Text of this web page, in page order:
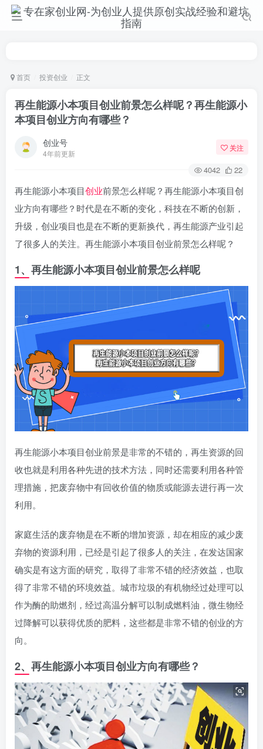
首页 投资创业 正文
再生能源小本项目创业前景怎么样呢？再生能源小
本项目创业方向有哪些？
创业号
4年前更新
关注
4042 22
再生能源小本项目创业前景怎么样呢？再生能源小本项目创
业方向有哪些？时代是在不断的变化，科技在不断的创新，
升级，创业项目也是在不断的更新换代，再生能源产业引起
了很多人的关注。再生能源小本项目创业前景怎么样呢？
1、再生能源小本项目创业前景怎么样呢
再生能源小本项目创业前景是非常的不错的，再生资源的回
收也就是利用各种先进的技术方法，同时还需要利用各种管
理措施，把废弃物中有回收价值的物质或能源去进行再一次
利用。
家庭生活的废弃物是在不断的增加资源，却在相应的减少废
弃物的资源利用，已经是引起了很多人的关注，在发达国家
确实是有这方面的研究，取得了非常不错的经济效益，也取
得了非常不错的环境效益。城市垃圾的有机物经过处理可以
作为酶的助燃剂，经过高温分解可以制成燃料油，微生物经
过降解可以获得优质的肥料，这些都是非常不错的创业的方
向。
2、再生能源小本项目创业方向有哪些？